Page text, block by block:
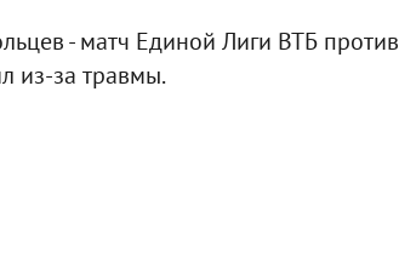
- матч Единой Лиги ВТБ против
из-за травмы.